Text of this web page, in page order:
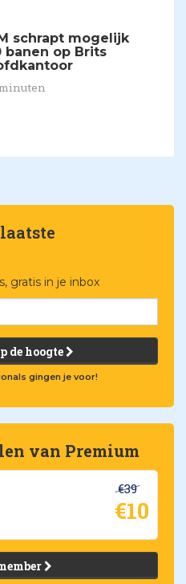
schrapt mogelijk
banen op Brits
gratis in je inbox
de hoogte
gingen je voor!
van Premium
€39
€10